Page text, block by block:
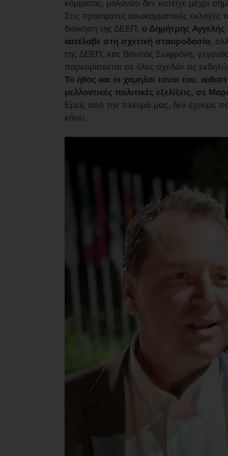
κόμματος, μολονότι δεν κατείχε μέχρι
Στις πρόσφατες εσωκομματικές εκλογές
διοίκηση της ΔΕΕΠ, ο Δημήτρης
κατέλαβε στη σχετική σταυροδοσία,
της ΔΕΕΠ, κας Βανίτας Σωφρόνη, γεγονός
παρευρίσκεται σε όλες σχεδόν τις
Το ήθος και οι χαμηλοί τόνοι του,
μελλοντικές πολιτικές εξελίξεις, σε
Εμείς από την πλευρά μας, δεν έχουμε
κάνει.